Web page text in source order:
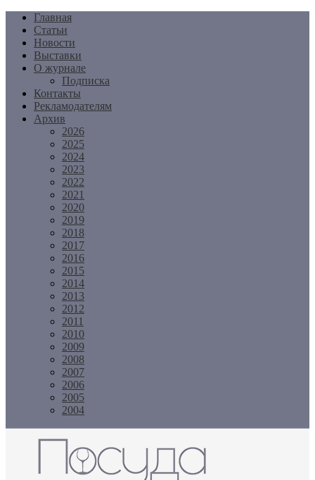
Перейти
содержимому
Главная
Статьи
Новости
Выставки
О журнале
Подписка
Контакты
Рекламодателям
Архив
2026
2025
2024
2023
2022
2021
2020
2019
2018
2017
2016
2015
2014
2013
2012
2011
2010
2009
2008
2007
2006
2005
2004